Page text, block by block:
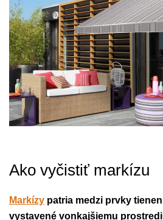
Ako vyčistiť markízu
Markízy patria medzi prvky
vystavené vonkajšiemu